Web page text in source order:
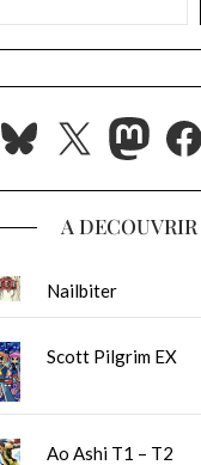
Bluesky
X
A DECOUVRIR
Nailbiter
Scott Pilgrim EX
Ao Ashi T1 – T2